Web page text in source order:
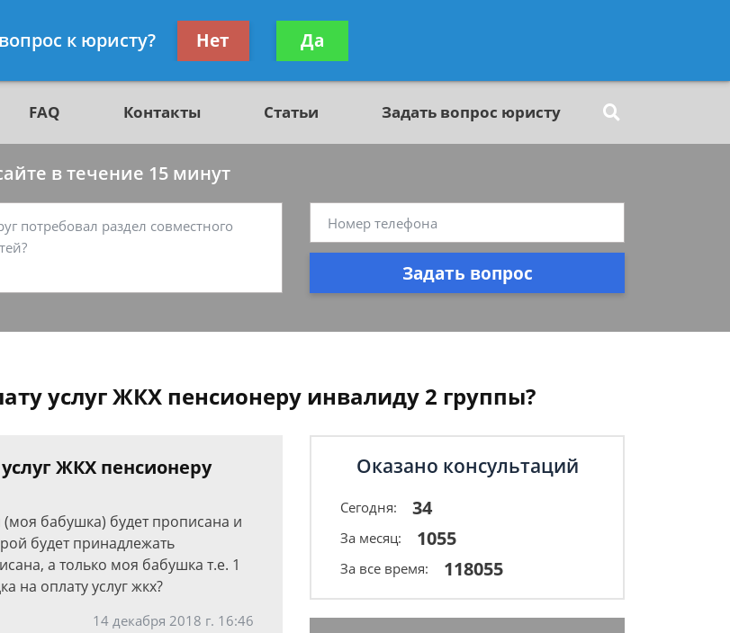
юрист
Получите консультацию
бесплатно
FAQ Контакты Статьи Задать вопрос юристу
в течение 15 минут
Задать вопрос
услуг ЖКХ пенсионеру инвалиду 2 группы?
ЖКХ пенсионеру
бабушка) будет прописана и
будет принадлежать
а только моя бабушка т.е. 1
на оплату услуг жкх?
14 декабря 2018 г. 16:46
Оказано консультаций
Сегодня: 34
За месяц: 1055
За все время: 118055
к юристу? Нет Да